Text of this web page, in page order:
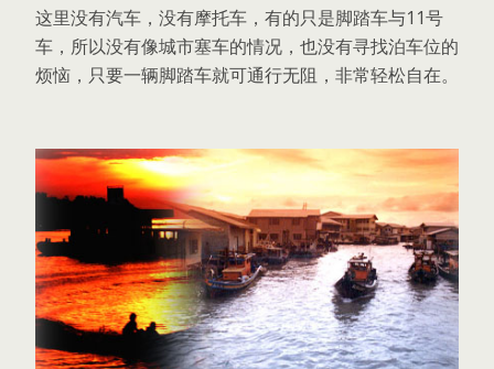
这里没有汽车，没有摩托车，有的只是脚踏车与11号
车，所以没有像城市塞车的情况，也没有寻找泊车位的
烦恼，只要一辆脚踏车就可通行无阻，非常轻松自在。